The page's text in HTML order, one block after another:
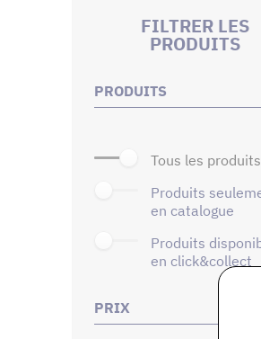
FILTRER LES
PRODUITS
PRODUITS
tous les produits
produits seulement
en catalogue
produits disponibles
en click&collect
PRIX